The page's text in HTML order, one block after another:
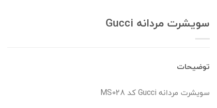
سویشرت مردانه Gucci
توضیحات
سویشرت مردانه Gucci کد MS028